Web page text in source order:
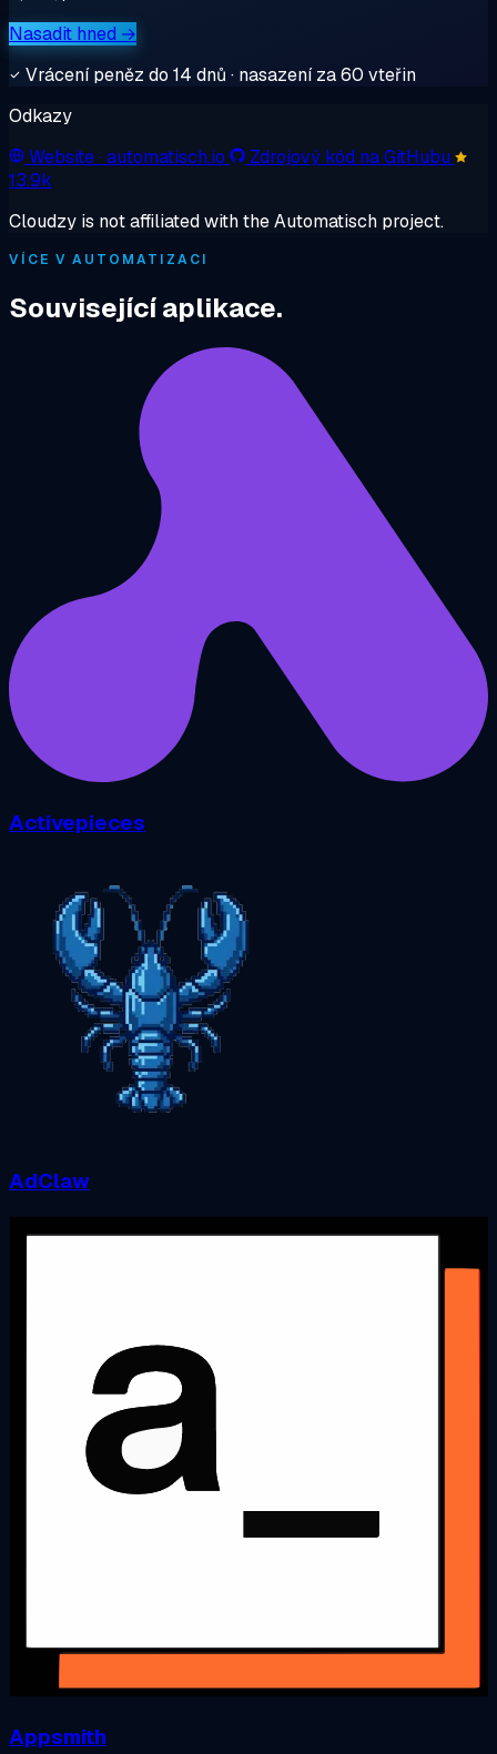
Nasadit hned →
Vrácení peněz do 14 dnů · nasazení za 60 vteřin
Odkazy
Website· automatisch.io
Zdrojový kód na GitHubu
13.9k
Cloudzy is not affiliated with the Automatisch project.
VÍCE V AUTOMATIZACI
Související aplikace.
Activepieces
AdClaw
Appsmith